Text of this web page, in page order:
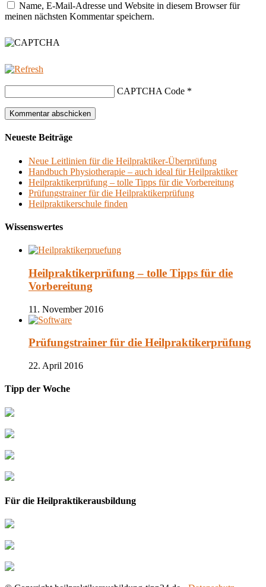
Name, E-Mail-Adresse und Website in diesem Browser für
meinen nächsten Kommentar speichern.
CAPTCHA Code *
Neueste Beiträge
Neue Leitlinien für die Heilpraktiker-Überprüfung
Handbuch Physiotherapie – auch ideal für Heilpraktiker
Heilpraktikerprüfung – tolle Tipps für die Vorbereitung
Prüfungstrainer für die Heilpraktikerprüfung
Heilpraktikerschule finden
Wissenswertes
Heilpraktikerprüfung – tolle Tipps für die
Vorbereitung
11. November 2016
Prüfungstrainer für die Heilpraktikerprüfung
22. April 2016
Tipp der Woche
Für die Heilpraktikerausbildung